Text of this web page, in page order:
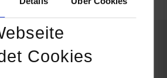
Cookies